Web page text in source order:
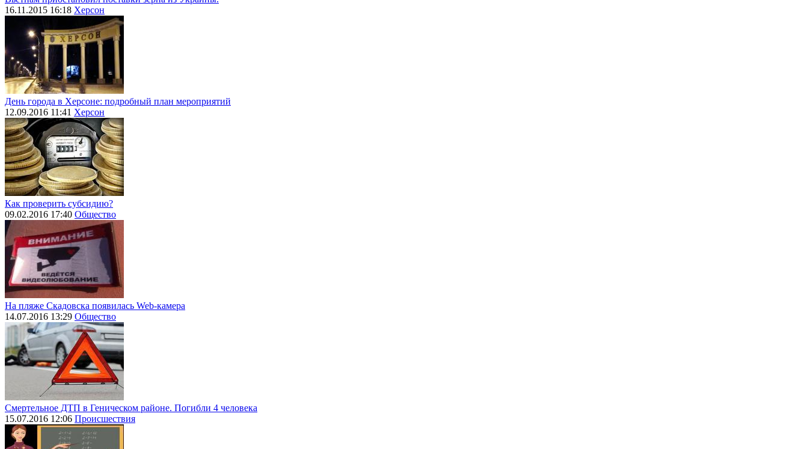
16.11.2015 16:18 Херсон
День города в Херсоне: подробный план мероприятий
12.09.2016 11:41 Херсон
Как проверить субсидию?
09.02.2016 17:40 Общество
На пляже Скадовска появилась Web-камера
14.07.2016 13:29 Общество
Смертельное ДТП в Геническом районе. Погибли 4 человека
15.07.2016 12:06 Происшествия